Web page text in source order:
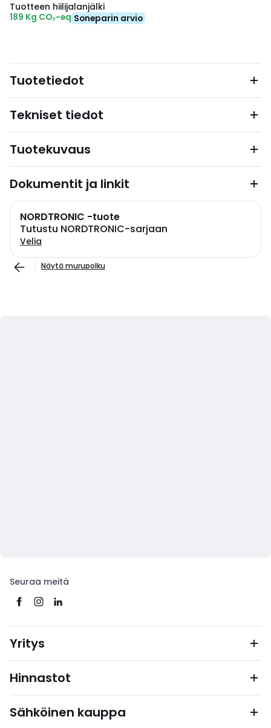
Tuotteen hiilijalanjälki
189 Kg CO₂-eq Soneparin arvio
Tuotetiedot
Tekniset tiedot
Tuotekuvaus
Dokumentit ja linkit
NORDTRONIC -tuote
Tutustu NORDTRONIC-sarjaan
Velia
Näytä murupolku
Seuraa meitä
Yritys
Hinnastot
Sähköinen kauppa